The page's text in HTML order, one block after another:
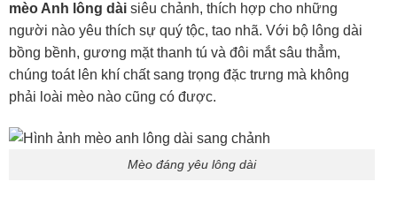
mèo Anh lông dài siêu chảnh, thích hợp cho những
người nào yêu thích sự quý tộc, tao nhã. Với bộ lông dài
bồng bềnh, gương mặt thanh tú và đôi mắt sâu thẳm,
chúng toát lên khí chất sang trọng đặc trưng mà không
phải loài mèo nào cũng có được.
Mèo đáng yêu lông dài